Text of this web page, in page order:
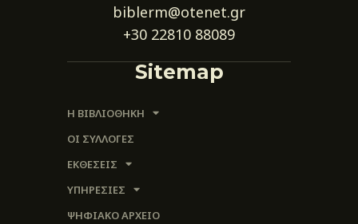
biblerm@otenet.gr
+30 22810 88089
Sitemap
Η ΒΙΒΛΙΟΘΗΚΗ
ΟΙ ΣΥΛΛΟΓΈΣ
ΕΚΘΕΣΕΙΣ
ΥΠΗΡΕΣΙΕΣ
ΨΗΦΙΑΚΌ ΑΡΧΕΊΟ